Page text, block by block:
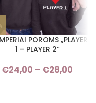
€24,00 through
POROMS „PLAYER
1 – PLAYER 2“
€24,00 – €28,00